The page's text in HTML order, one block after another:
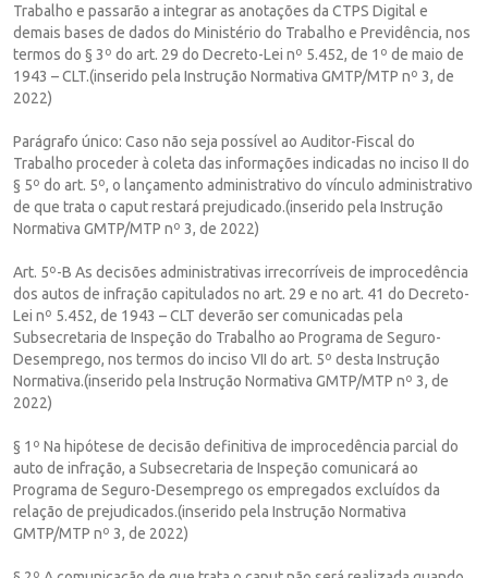
Trabalho e passarão a integrar as anotações da CTPS Digital e
demais bases de dados do Ministério do Trabalho e Previdência, nos
termos do § 3º do art. 29 do Decreto-Lei nº 5.452, de 1º de maio de
1943 – CLT.(inserido pela Instrução Normativa GMTP/MTP nº 3, de
2022)
Parágrafo único: Caso não seja possível ao Auditor-Fiscal do
Trabalho proceder à coleta das informações indicadas no inciso II do
§ 5º do art. 5º, o lançamento administrativo do vínculo administrativo
de que trata o caput restará prejudicado.(inserido pela Instrução
Normativa GMTP/MTP nº 3, de 2022)
Art. 5º-B As decisões administrativas irrecorríveis de improcedência
dos autos de infração capitulados no art. 29 e no art. 41 do Decreto-
Lei nº 5.452, de 1943 – CLT deverão ser comunicadas pela
Subsecretaria de Inspeção do Trabalho ao Programa de Seguro-
Desemprego, nos termos do inciso VII do art. 5º desta Instrução
Normativa.(inserido pela Instrução Normativa GMTP/MTP nº 3, de
2022)
§ 1º Na hipótese de decisão definitiva de improcedência parcial do
auto de infração, a Subsecretaria de Inspeção comunicará ao
Programa de Seguro-Desemprego os empregados excluídos da
relação de prejudicados.(inserido pela Instrução Normativa
GMTP/MTP nº 3, de 2022)